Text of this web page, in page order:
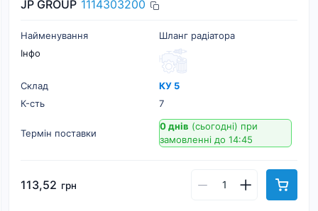
JP GROUP 1114303200
Найменування
Шланг радіатора
Інфо
Склад
КУ 5
К-cть
7
Термін поставки
0 днів (сьогодні) при
замовленні до 14:45
113,52 грн